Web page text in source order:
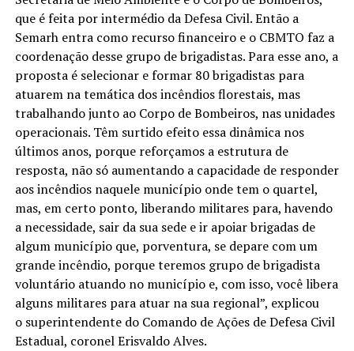
que é feita por intermédio da Defesa Civil. Então a
Semarh entra como recurso financeiro e o CBMTO faz a
coordenação desse grupo de brigadistas. Para esse ano, a
proposta é selecionar e formar 80 brigadistas para
atuarem na temática dos incêndios florestais, mas
trabalhando junto ao Corpo de Bombeiros, nas unidades
operacionais. Têm surtido efeito essa dinâmica nos
últimos anos, porque reforçamos a estrutura de
resposta, não só aumentando a capacidade de responder
aos incêndios naquele município onde tem o quartel,
mas, em certo ponto, liberando militares para, havendo
a necessidade, sair da sua sede e ir apoiar brigadas de
algum município que, porventura, se depare com um
grande incêndio, porque teremos grupo de brigadista
voluntário atuando no município e, com isso, você libera
alguns militares para atuar na sua regional”, explicou
o superintendente do Comando de Ações de Defesa Civil
Estadual, coronel Erisvaldo Alves.